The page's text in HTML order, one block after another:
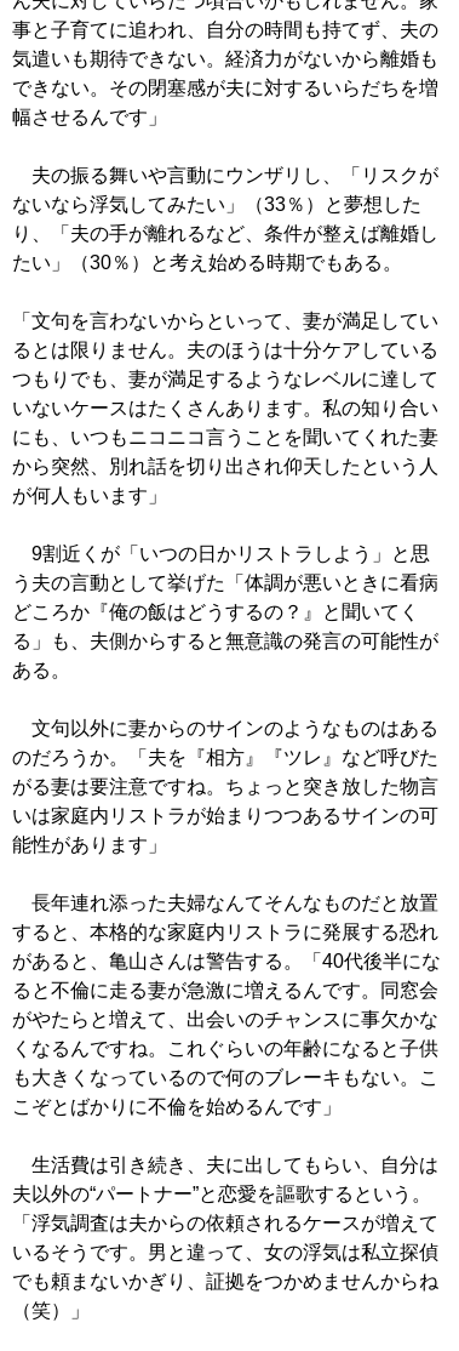
事と子育てに追われ、自分の時間も持てず、夫の
気遣いも期待できない。経済力がないから離婚も
できない。その閉塞感が夫に対するいらだちを増
幅させるんです」
夫の振る舞いや言動にウンザリし、「リスクが
ないなら浮気してみたい」（33％）と夢想した
り、「夫の手が離れるなど、条件が整えば離婚し
たい」（30％）と考え始める時期でもある。
「文句を言わないからといって、妻が満足してい
るとは限りません。夫のほうは十分ケアしている
つもりでも、妻が満足するようなレベルに達して
いないケースはたくさんあります。私の知り合い
にも、いつもニコニコ言うことを聞いてくれた妻
から突然、別れ話を切り出され仰天したという人
が何人もいます」
9割近くが「いつの日かリストラしよう」と思
う夫の言動として挙げた「体調が悪いときに看病
どころか『俺の飯はどうするの？』と聞いてく
る」も、夫側からすると無意識の発言の可能性が
ある。
文句以外に妻からのサインのようなものはある
のだろうか。「夫を『相方』『ツレ』など呼びた
がる妻は要注意ですね。ちょっと突き放した物言
いは家庭内リストラが始まりつつあるサインの可
能性があります」
長年連れ添った夫婦なんてそんなものだと放置
すると、本格的な家庭内リストラに発展する恐れ
があると、亀山さんは警告する。「40代後半にな
ると不倫に走る妻が急激に増えるんです。同窓会
がやたらと増えて、出会いのチャンスに事欠かな
くなるんですね。これぐらいの年齢になると子供
も大きくなっているので何のブレーキもない。こ
こぞとばかりに不倫を始めるんです」
生活費は引き続き、夫に出してもらい、自分は
夫以外の“パートナー”と恋愛を謳歌するという。
「浮気調査は夫からの依頼されるケースが増えて
いるそうです。男と違って、女の浮気は私立探偵
でも頼まないかぎり、証拠をつかめませんからね
（笑）」